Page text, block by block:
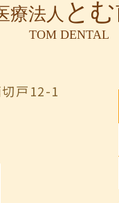
戸12-1